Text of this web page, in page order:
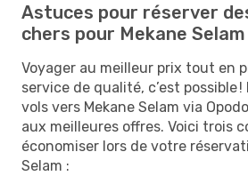
Astuces pour réserver
chers pour Mekane Selam
Voyager au meilleur prix tout en
service de qualité, c’est possible
vols vers Mekane Selam via
aux meilleures offres. Voici trois
économiser lors de votre
Selam :